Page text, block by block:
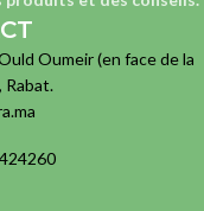
Oumeir (en face de la
Rabat.